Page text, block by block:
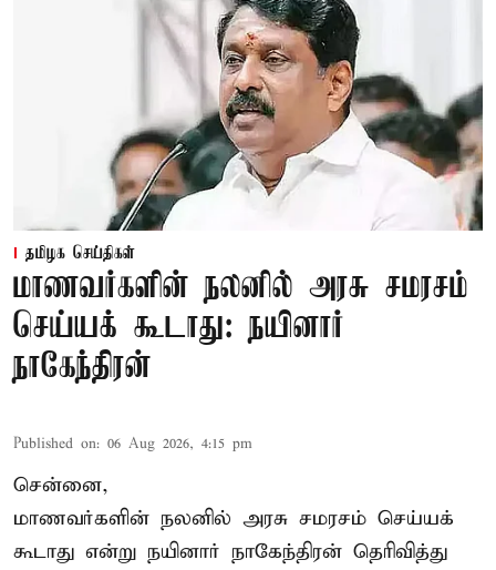
தமிழக செய்திகள்
மாணவர்களின் நலனில் அரசு சமரசம்
செய்யக் கூடாது: நயினார்
நாகேந்திரன்
Published on: 06 Aug 2026, 4:15 pm
சென்னை,
மாணவர்களின் நலனில் அரசு சமரசம் செய்யக்
கூடாது என்று நயினார் நாகேந்திரன் தெரிவித்து